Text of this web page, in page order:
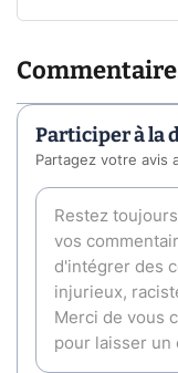
Participer à la
Partagez votre avis